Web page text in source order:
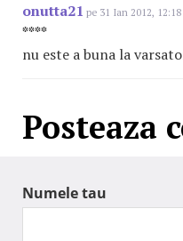
onutta21 pe 31 Ian 2012, 12:18
****
nu este a buna la
Posteaza
Numele tau